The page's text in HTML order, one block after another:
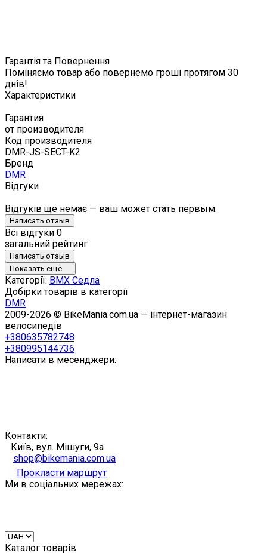
Гарантія та Повернення
Поміняємо товар або повернемо гроші протягом 30
днів!
Характеристики
Гарантия
от производителя
Код производителя
DMR-JS-SECT-K2
Бренд
DMR
Відгуки
Відгуків ще немає — ваш может стать первым.
Написать отзыв
Всі відгуки 0
загальний рейтинг
Написать отзыв
Показать ещё
Категорії: BMX Седла
Добірки товарів в категорії
DMR
2009-2026 © BikeMania.com.ua — інтернет-магазин
велосипедів
+380635782748
+380995144736
Написати в месенджери:
Контакти:
Київ, вул. Мішуги, 9а
shop@bikemania.com.ua
Прокласти маршрут
Ми в соціальних мережах:
Каталог товарів